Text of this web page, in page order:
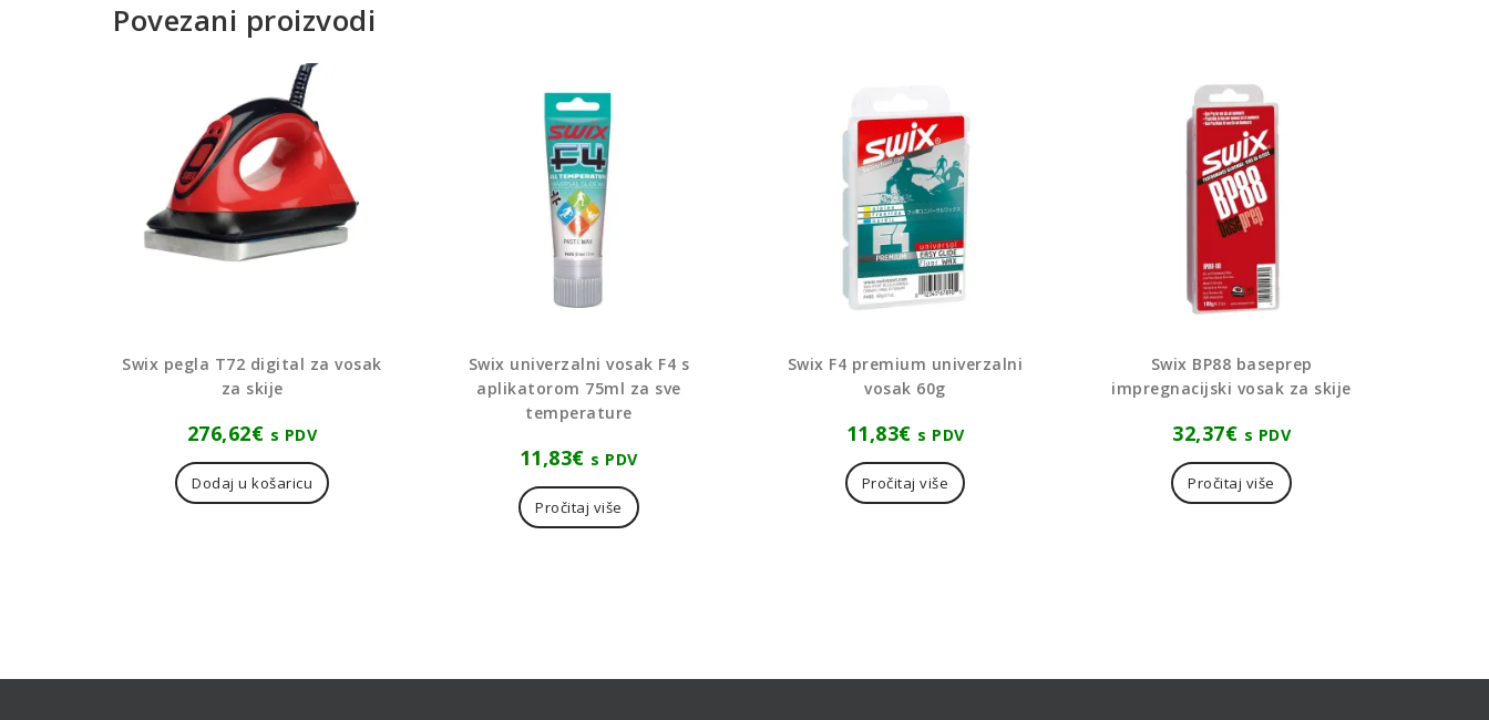
Povezani proizvodi
Swix pegla T72 digital za vosak
za skije
276,62€ s PDV
Dodaj u košaricu
Swix univerzalni vosak F4 s
aplikatorom 75ml za sve
temperature
11,83€ s PDV
Pročitaj više
Swix F4 premium univerzalni
vosak 60g
11,83€ s PDV
Pročitaj više
Swix BP88 baseprep
impregnacijski vosak za skije
32,37€ s PDV
Pročitaj više